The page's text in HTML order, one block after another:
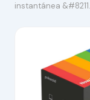
instantánea